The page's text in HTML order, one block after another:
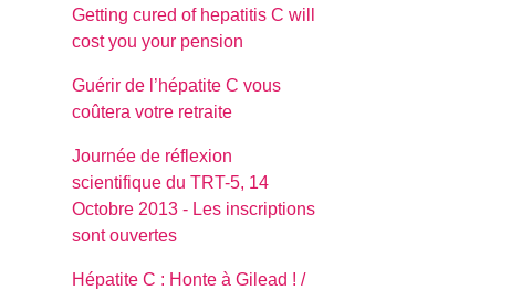
Getting cured of hepatitis C will
cost you your pension
Guérir de l’hépatite C vous
coûtera votre retraite
Journée de réflexion
scientifique du TRT-5, 14
Octobre 2013 - Les inscriptions
sont ouvertes
Hépatite C : Honte à Gilead ! /